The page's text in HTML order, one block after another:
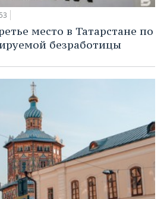
место в Татарстане по
безработицы